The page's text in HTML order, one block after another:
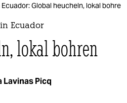
ich
ich Global heucheln, lokal bohren
Ecuador
lokal bohren
Lavinas Picq